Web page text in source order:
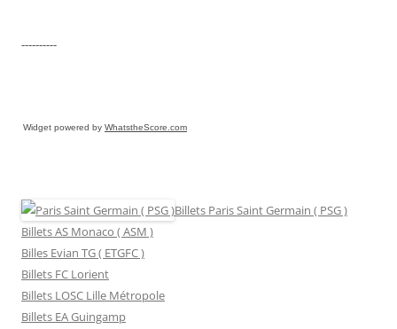
----------
Widget powered by WhatstheScore.com
Billets Paris Saint Germain ( PSG )
Billets AS Monaco ( ASM )
Billes Evian TG ( ETGFC )
Billets FC Lorient
Billets LOSC Lille Métropole
Billets EA Guingamp